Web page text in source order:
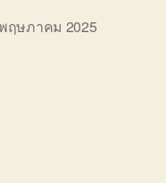
ฤษภาคม 2025